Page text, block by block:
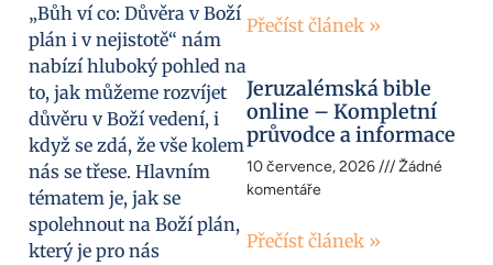
„Bůh ví co: Důvěra v Boží
plán i v nejistotě“ nám
nabízí hluboký pohled na
to, jak můžeme rozvíjet
důvěru v Boží vedení, i
když se zdá, že vše kolem
nás se třese. Hlavním
tématem je, jak se
spolehnout na Boží plán,
který je pro nás
Přečíst článek »
Jeruzalémská bible
online – Kompletní
průvodce a informace
10 července, 2026
Žádné
komentáře
Přečíst článek »